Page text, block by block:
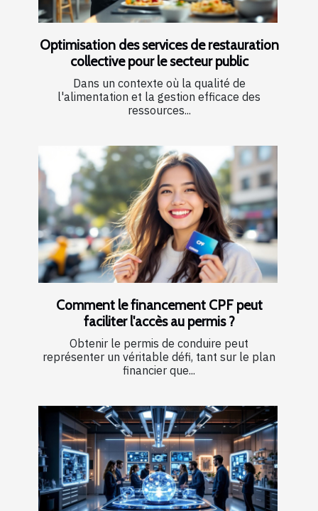
Optimisation des services de restauration
collective pour le secteur public
Dans un contexte où la qualité de
l'alimentation et la gestion efficace des
ressources...
Comment le financement CPF peut
faciliter l'accès au permis ?
Obtenir le permis de conduire peut
représenter un véritable défi, tant sur le plan
financier que...